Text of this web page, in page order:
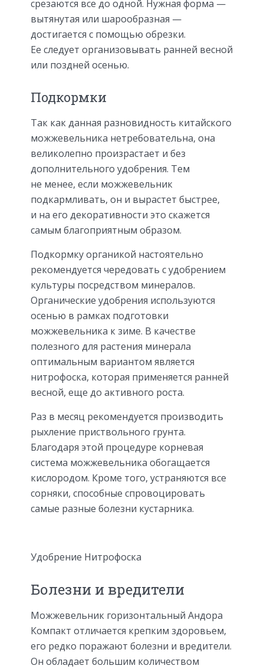
срезаются все до одной. Нужная форма —
вытянутая или шарообразная —
достигается с помощью обрезки.
Ее следует организовывать ранней весной
или поздней осенью.
Подкормки
Так как данная разновидность китайского
можжевельника нетребовательна, она
великолепно произрастает и без
дополнительного удобрения. Тем
не менее, если можжевельник
подкармливать, он и вырастет быстрее,
и на его декоративности это скажется
самым благоприятным образом.
Подкормку органикой настоятельно
рекомендуется чередовать с удобрением
культуры посредством минералов.
Органические удобрения используются
осенью в рамках подготовки
можжевельника к зиме. В качестве
полезного для растения минерала
оптимальным вариантом является
нитрофоска, которая применяется ранней
весной, еще до активного роста.
Раз в месяц рекомендуется производить
рыхление приствольного грунта.
Благодаря этой процедуре корневая
система можжевельника обогащается
кислородом. Кроме того, устраняются все
сорняки, способные спровоцировать
самые разные болезни кустарника.
Удобрение Нитрофоска
Болезни и вредители
Можжевельник горизонтальный Андора
Компакт отличается крепким здоровьем,
его редко поражают болезни и вредители.
Он обладает большим количеством